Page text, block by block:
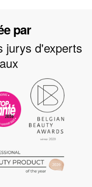
par
jurys d'experts